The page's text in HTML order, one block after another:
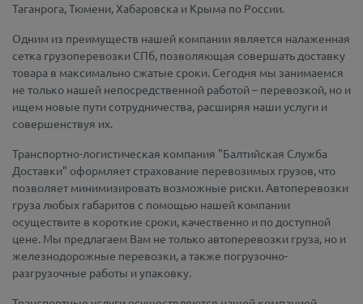
Таганрога, Тюмени, Хабаровска и Крыма по России.
Одним из преимуществ нашей компании является налаженная
сетка грузоперевозки СПб, позволяющая совершать доставку
товара в максимально сжатые сроки. Сегодня мы занимаемся
не только нашей непосредственной работой – перевозкой, но и
ищем новые пути сотрудничества, расширяя наши услуги и
совершенствуя их.
Транспортно-логистическая компания "Балтийская Служба
Доставки" оформляет страхование перевозимых грузов, что
позволяет минимизировать возможные риски. Автоперевозки
груза любых габаритов с помощью нашей компании
осуществите в короткие сроки, качественно и по доступной
цене. Мы предлагаем Вам не только автоперевозки груза, но и
железнодорожные перевозки, а также погрузочно-
разгрузочные работы и упаковку.